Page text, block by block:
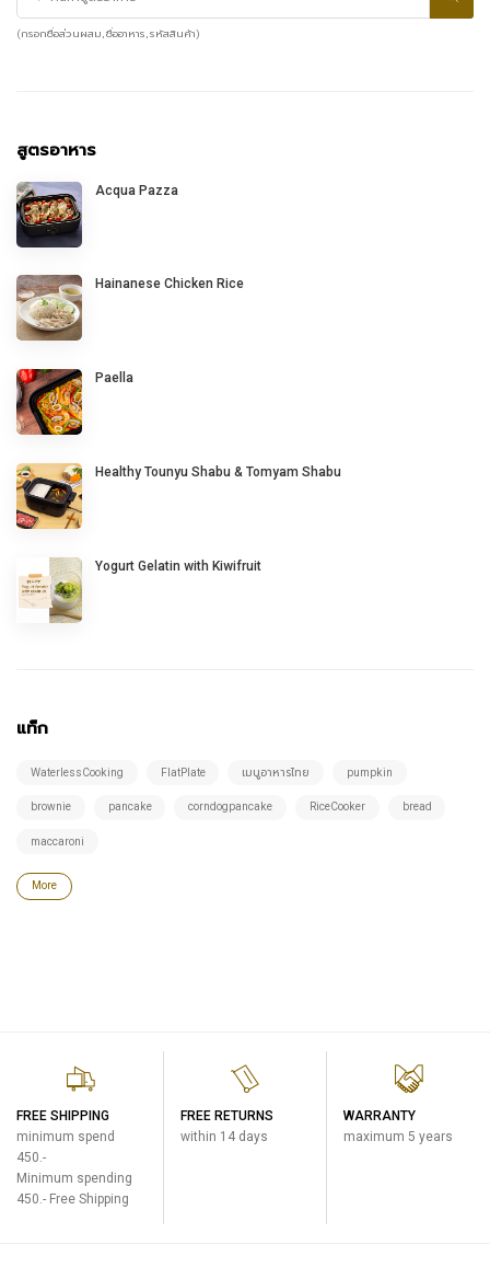
(กรอกชื่อส่วนผสม, ชื่ออาหาร, รหัสสินค้า)
สูตรอาหาร
Acqua Pazza
Hainanese Chicken Rice
Paella
Healthy Tounyu Shabu & Tomyam Shabu
Yogurt Gelatin with Kiwifruit
แท็ก
WaterlessCooking FlatPlate เมนูอาหารไทย pumpkin
brownie pancake corndogpancake RiceCooker bread
maccaroni
More
FREE SHIPPING
minimum spend
450.-
Minimum spending
450.- Free Shipping
FREE RETURNS
within 14 days
WARRANTY
maximum 5 years